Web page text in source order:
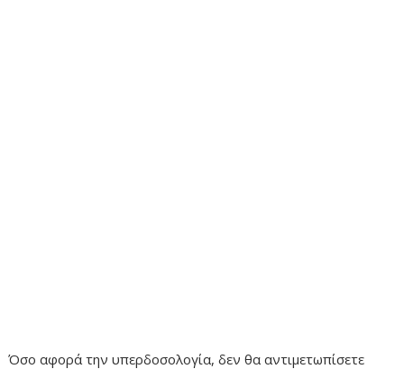
Όσο αφορά την υπερδοσολογία, δεν θα αντιμετωπίσετε